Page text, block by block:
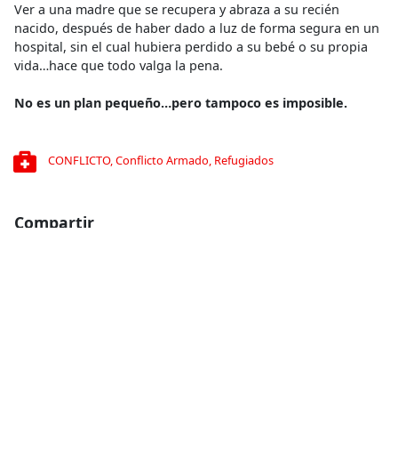
Ver a una madre que se recupera y abraza a su recién
nacido, después de haber dado a luz de forma segura en un
hospital, sin el cual hubiera perdido a su bebé o su propia
vida…hace que todo valga la pena.
No es un plan pequeño…pero tampoco es imposible.
CONFLICTO,Conflicto Armado, Refugiados
Compartir